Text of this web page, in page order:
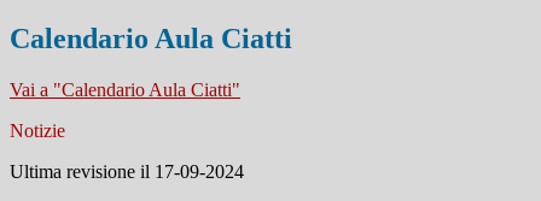
Calendario Aula Ciatti
Vai a "Calendario Aula Ciatti"
Notizie
Ultima revisione il 17-09-2024